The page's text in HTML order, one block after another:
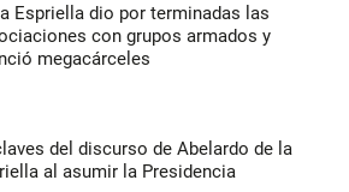
Espriella dio por terminadas las
con grupos armados y
megacárceles
del discurso de Abelardo de la
al asumir la Presidencia